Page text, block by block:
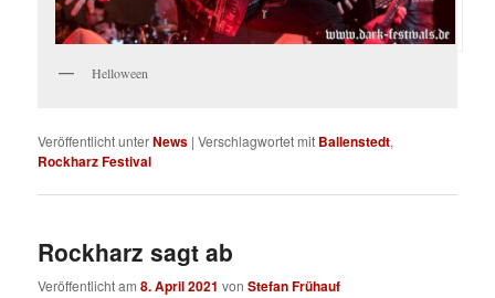
Helloween
Veröffentlicht unterNews |Verschlagwortet mit Ballenstedt,
Rockharz Festival
Rockharz sagt ab
Veröffentlicht am8. April 2021 vonStefan Frühauf